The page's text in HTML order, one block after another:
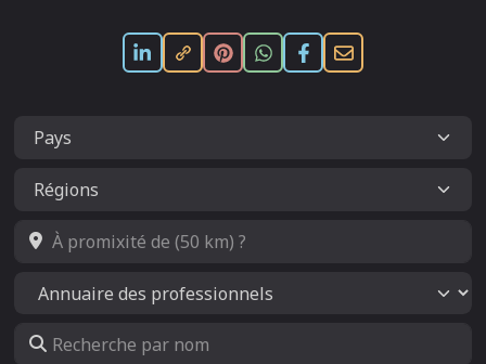
À promixité de (50 km) ?
Select search type
Recherche par nom